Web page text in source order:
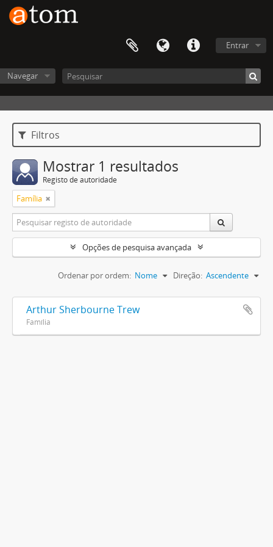
Entrar
Navegar
Filtros
Mostrar 1 resultados
Registo de autoridade
Família
Opções de pesquisa avançada
Ordenar por ordem: Nome Direção: Ascendente
Arthur Sherbourne Trew
Família